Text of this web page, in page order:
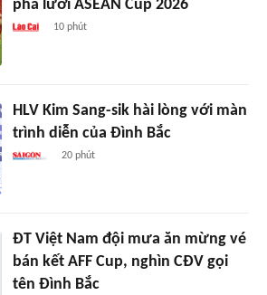
phá lưới ASEAN Cup 2026
10 phút
HLV Kim Sang-sik hài lòng với màn
trình diễn của Đình Bắc
20 phút
ĐT Việt Nam đội mưa ăn mừng vé
bán kết AFF Cup, nghìn CĐV gọi
tên Đình Bắc